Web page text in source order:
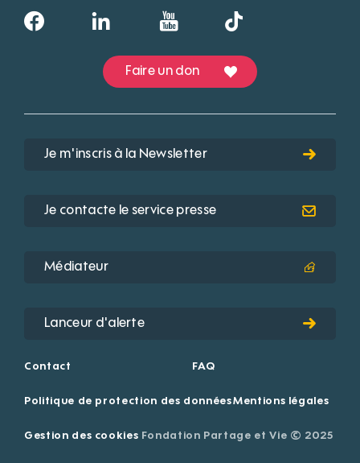
Faire un don
Je m'inscris à la Newsletter
Je contacte le service presse
Médiateur
Lanceur d'alerte
Contact FAQ
Politique de protection des donnéesMentions légales
Gestion des cookies Fondation Partage et Vie © 2025